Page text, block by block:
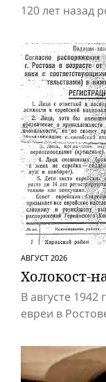
120 лет назад
АВГУСТ 2026
Холокост-
В августе
евреи в